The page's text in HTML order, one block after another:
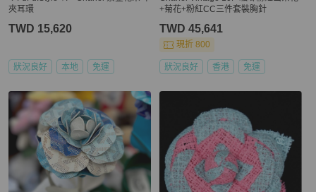
夾耳環
TWD 15,620
狀況良好 本地 免運
+菊花+粉紅CC三件套裝胸針
TWD 45,641
現折 800
狀況良好 香港 免運